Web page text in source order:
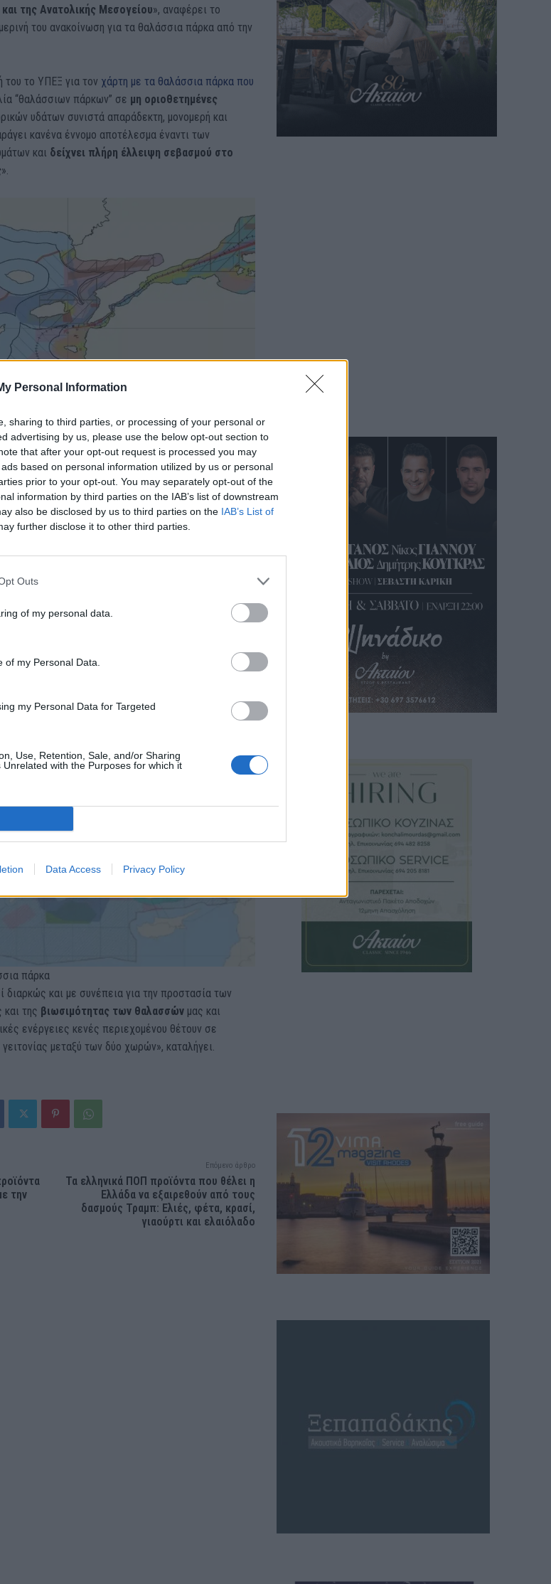
Personal Information
sharing to third parties, or processing of your personal or
advertising by us, please use the below opt-out section to
that after your opt-out request is processed you may
based on personal information utilized by us or personal
prior to your opt-out. You may separately opt-out of the
information by third parties on the IAB’s list of downstream
also be disclosed by us to third parties on the IAB’s List of
further disclose it to other third parties.
Outs
of my personal data.
my Personal Data.
my Personal Data for Targeted
Use, Retention, Sale, and/or Sharing
with the Purposes for which it
Data Access Privacy Policy
της Ανατολικής Μεσογείου», αναφέρει το
του ανακοίνωση για τα θαλάσσια πάρκα από την
του το ΥΠΕΞ για τον χάρτη με τα θαλάσσια πάρκα που
“θαλάσσιων πάρκων” σε μη οριοθετημένες
υδάτων συνιστά απαράδεκτη, μονομερή και
κανένα έννομο αποτέλεσμα έναντι των
και δείχνει πλήρη έλλειψη σεβασμού στο
».
πάρκα
διαρκώς και με συνέπεια για την προστασία των
της βιωσιμότητας των θαλασσώνμας και
ενέργειες κενές περιεχομένου θέτουν σε
μεταξύ των δύο χωρών», καταλήγει.
την
Επόμενο άρθρο
Τα ελληνικά ΠΟΠ προϊόντα που θέλει η
Ελλάδα να εξαιρεθούν από τους
δασμούς Τραμπ: Ελιές, φέτα, κρασί,
γιαούρτι και ελαιόλαδο